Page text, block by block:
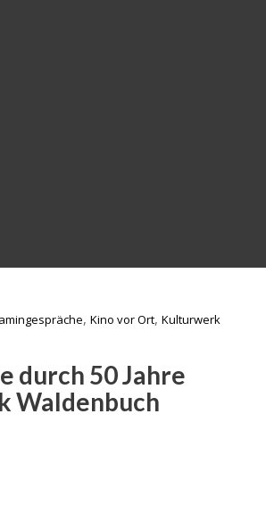
, Kino vor Ort, Kulturwerk
durch 50 Jahre
Waldenbuch